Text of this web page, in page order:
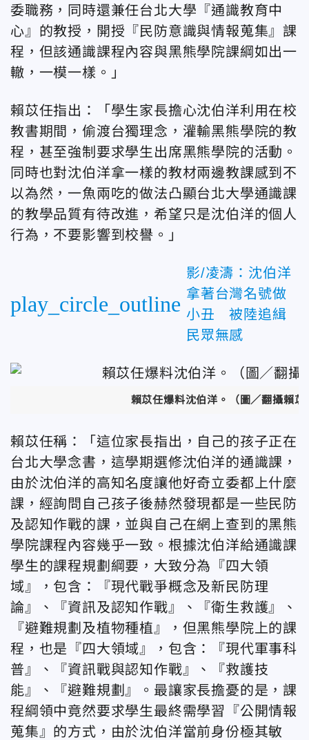
委職務，同時還兼任台北大學『通識教育中
心』的教授，開授『民防意識與情報蒐集』課
程，但該通識課程內容與黑熊學院課綱如出一
轍，一模一樣。」
賴苡任指出：「學生家長擔心沈伯洋利用在校
教書期間，偷渡台獨理念，灌輸黑熊學院的教
程，甚至強制要求學生出席黑熊學院的活動。
同時也對沈伯洋拿一樣的教材兩邊教課感到不
以為然，一魚兩吃的做法凸顯台北大學通識課
的教學品質有待改進，希望只是沈伯洋的個人
行為，不要影響到校譽。」
play_circle_outline
影/凌濤：沈伯洋
拿著台灣名號做
小丑 被陸追緝
民眾無感
賴苡任爆料沈伯洋。（圖／翻攝賴苡
賴苡任稱：「這位家長指出，自己的孩子正在
台北大學念書，這學期選修沈伯洋的通識課，
由於沈伯洋的高知名度讓他好奇立委都上什麼
課，經詢問自己孩子後赫然發現都是一些民防
及認知作戰的課，並與自己在網上查到的黑熊
學院課程內容幾乎一致。根據沈伯洋給通識課
學生的課程規劃綱要，大致分為『四大領
域』，包含：『現代戰爭概念及新民防理
論』、『資訊及認知作戰』、『衛生救護』、
『避難規劃及植物種植』，但黑熊學院上的課
程，也是『四大領域』，包含：『現代軍事科
普』、『資訊戰與認知作戰』、『救護技
能』、『避難規劃』。最讓家長擔憂的是，課
程綱領中竟然要求學生最終需學習『公開情報
蒐集』的方式，由於沈伯洋當前身份極其敏